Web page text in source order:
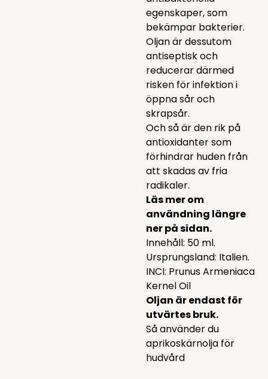
egenskaper, som
bekämpar bakterier.
Oljan är dessutom
antiseptisk och
reducerar därmed
risken för infektion i
öppna sår och
skrapsår.
Och så är den rik på
antioxidanter som
förhindrar huden från
att skadas av fria
radikaler.
Läs mer om
användning längre
ner på sidan.
Innehåll: 50 ml.
Ursprungsland: Italien.
INCI: Prunus Armeniaca
Kernel Oil
Oljan är endast för
utvärtes bruk.
Så använder du
aprikoskärnolja för
hudvård